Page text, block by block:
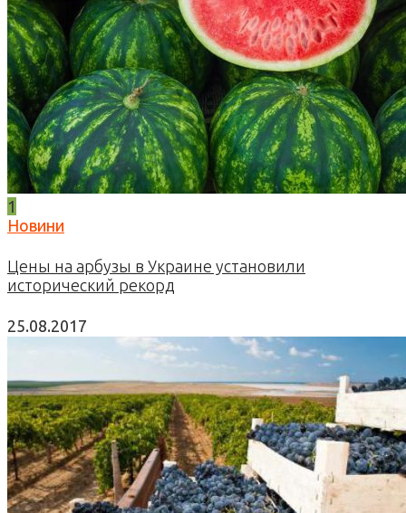
1
Новини
Цены на арбузы в Украине установили
исторический рекорд
25.08.2017